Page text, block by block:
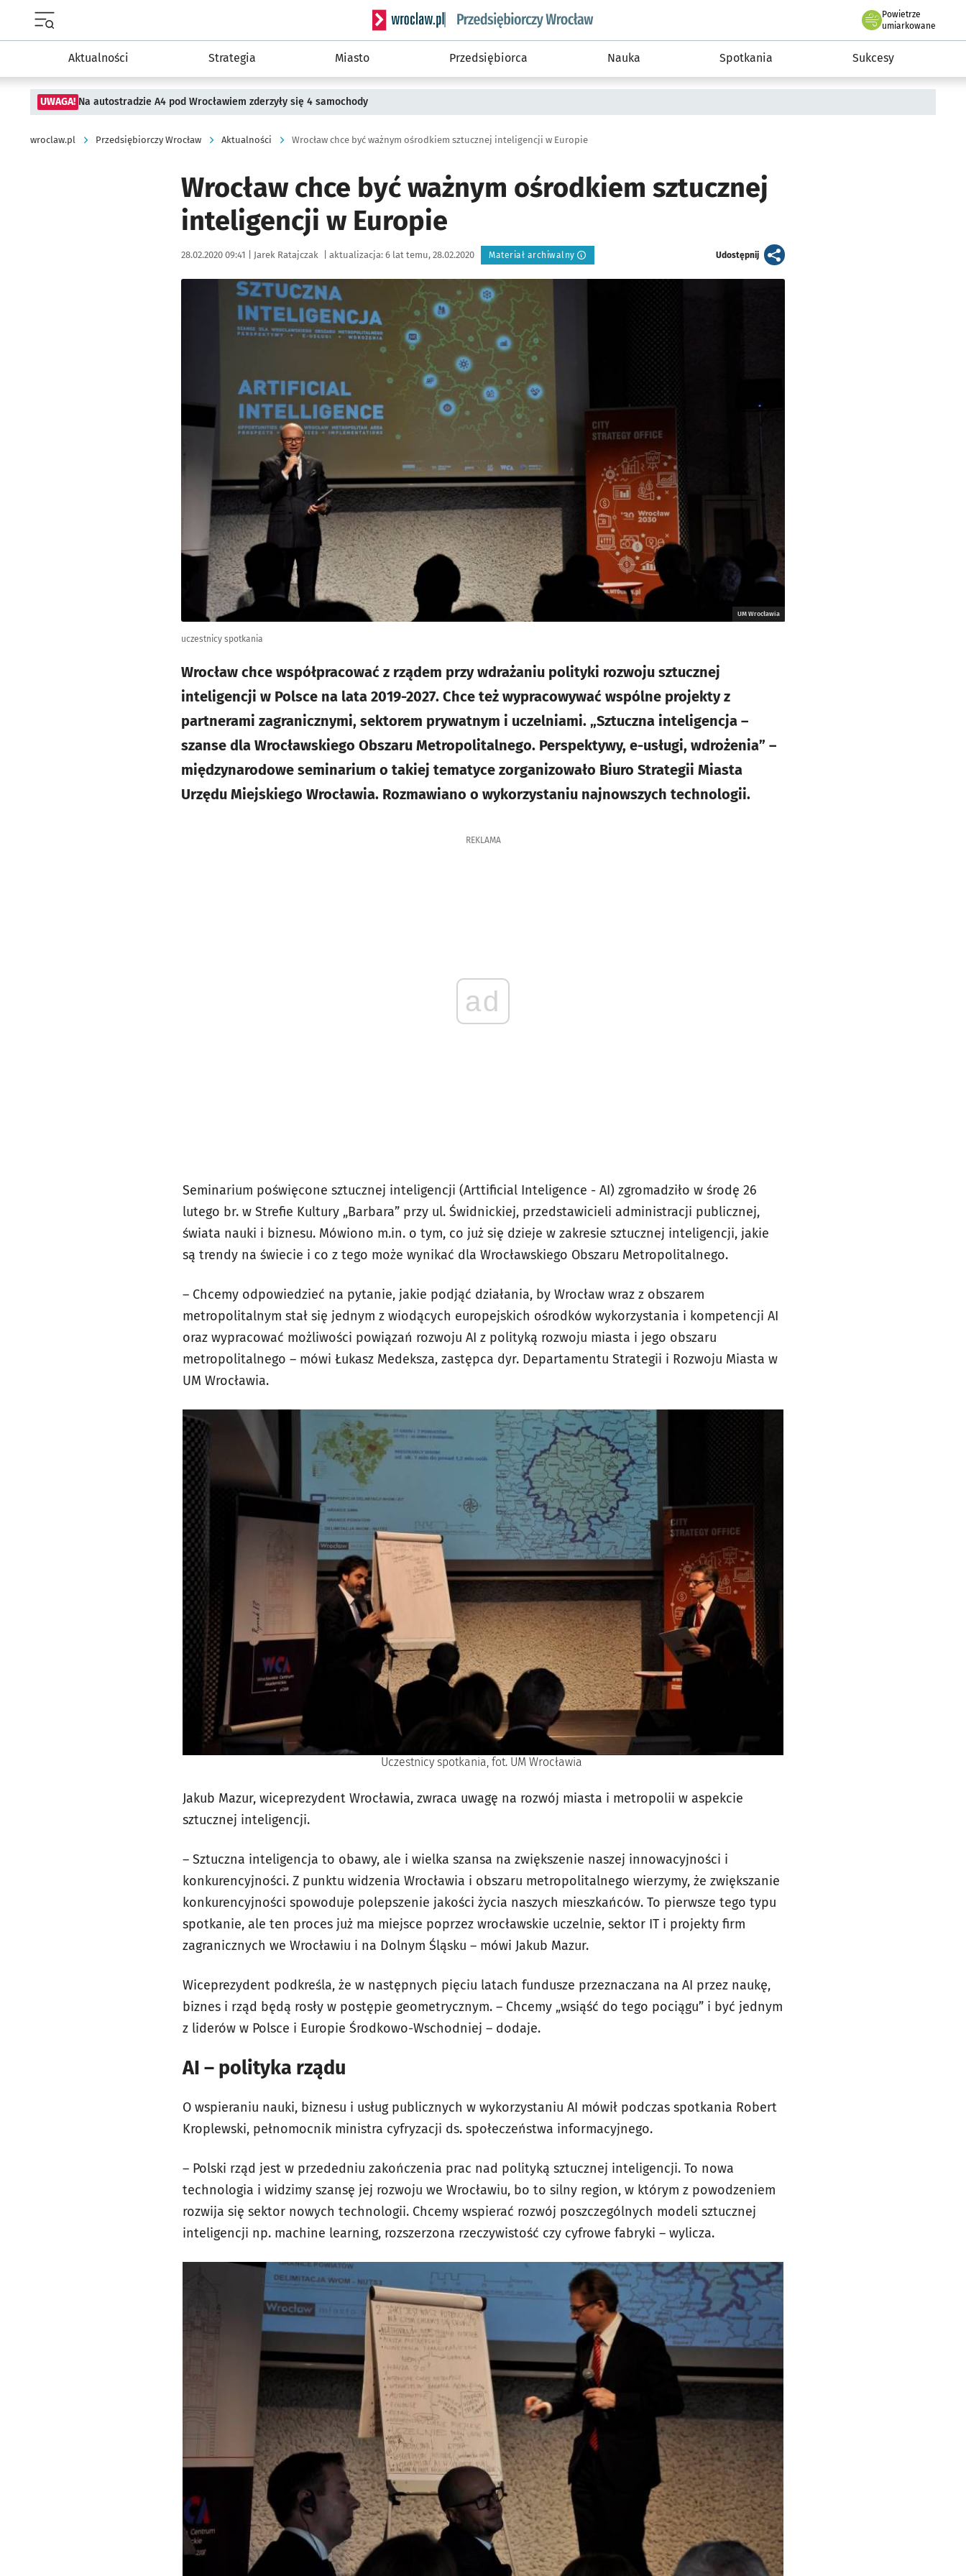
Serwis informacyjny wroclaw.pl podserwis: Strategia rozwoju przedsiębiorczości miasta Wrocławia
Powietrze
we Wrocławiu
umiarkowane
Aktualności Strategia Miasto Przedsiębiorca Nauka Spotkania Sukcesy
UWAGA! Na autostradzie A4 pod Wrocławiem zderzyły się 4 samochody
wroclaw.pl Przedsiębiorczy Wrocław Aktualności Wrocław chce być ważnym ośrodkiem sztucznej inteligencji w Europie
Wrocław chce być ważnym ośrodkiem sztucznej
inteligencji w Europie
Data publikacji:
28.02.2020 09:41 | Autor:
Jarek Ratajczak aktualizacja: 6 lat temu, 28.02.2020 Materiał archiwalny Udostępnijartykuł
Kliknij, aby powiększyć
UM Wrocławia
uczestnicy spotkania
Wrocław chce współpracować z rządem przy wdrażaniu polityki rozwoju sztucznej
inteligencji w Polsce na lata 2019-2027. Chce też wypracowywać wspólne projekty z
partnerami zagranicznymi, sektorem prywatnym i uczelniami. „Sztuczna inteligencja –
szanse dla Wrocławskiego Obszaru Metropolitalnego. Perspektywy, e-usługi, wdrożenia” –
międzynarodowe seminarium o takiej tematyce zorganizowało Biuro Strategii Miasta
Urzędu Miejskiego Wrocławia. Rozmawiano o wykorzystaniu najnowszych technologii.
REKLAMA
ad
Seminarium poświęcone sztucznej inteligencji (Arttificial Inteligence - AI) zgromadziło w środę 26
lutego br. w Strefie Kultury „Barbara” przy ul. Świdnickiej, przedstawicieli administracji publicznej,
świata nauki i biznesu. Mówiono m.in. o tym, co już się dzieje w zakresie sztucznej inteligencji, jakie
są trendy na świecie i co z tego może wynikać dla Wrocławskiego Obszaru Metropolitalnego.
– Chcemy odpowiedzieć na pytanie, jakie podjąć działania, by Wrocław wraz z obszarem
metropolitalnym stał się jednym z wiodących europejskich ośrodków wykorzystania i kompetencji AI
oraz wypracować możliwości powiązań rozwoju AI z polityką rozwoju miasta i jego obszaru
metropolitalnego – mówi Łukasz Medeksza, zastępca dyr. Departamentu Strategii i Rozwoju Miasta w
UM Wrocławia.
Uczestnicy spotkania, fot. UM Wrocławia
Jakub Mazur, wiceprezydent Wrocławia, zwraca uwagę na rozwój miasta i metropolii w aspekcie
sztucznej inteligencji.
– Sztuczna inteligencja to obawy, ale i wielka szansa na zwiększenie naszej innowacyjności i
konkurencyjności. Z punktu widzenia Wrocławia i obszaru metropolitalnego wierzymy, że zwiększanie
konkurencyjności spowoduje polepszenie jakości życia naszych mieszkańców. To pierwsze tego typu
spotkanie, ale ten proces już ma miejsce poprzez wrocławskie uczelnie, sektor IT i projekty firm
zagranicznych we Wrocławiu i na Dolnym Śląsku – mówi Jakub Mazur.
Wiceprezydent podkreśla, że w następnych pięciu latach fundusze przeznaczana na AI przez naukę,
biznes i rząd będą rosły w postępie geometrycznym. – Chcemy „wsiąść do tego pociągu” i być jednym
z liderów w Polsce i Europie Środkowo-Wschodniej – dodaje.
AI – polityka rządu
O wspieraniu nauki, biznesu i usług publicznych w wykorzystaniu AI mówił podczas spotkania Robert
Kroplewski, pełnomocnik ministra cyfryzacji ds. społeczeństwa informacyjnego.
– Polski rząd jest w przededniu zakończenia prac nad polityką sztucznej inteligencji. To nowa
technologia i widzimy szansę jej rozwoju we Wrocławiu, bo to silny region, w którym z powodzeniem
rozwija się sektor nowych technologii. Chcemy wspierać rozwój poszczególnych modeli sztucznej
inteligencji np. machine learning, rozszerzona rzeczywistość czy cyfrowe fabryki – wylicza.